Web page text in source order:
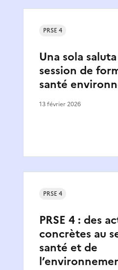
Una sola
session de
santé
PRSE 4
13 février 2026
PRSE 4 : des
concrètes au
santé et de
PRSE 4